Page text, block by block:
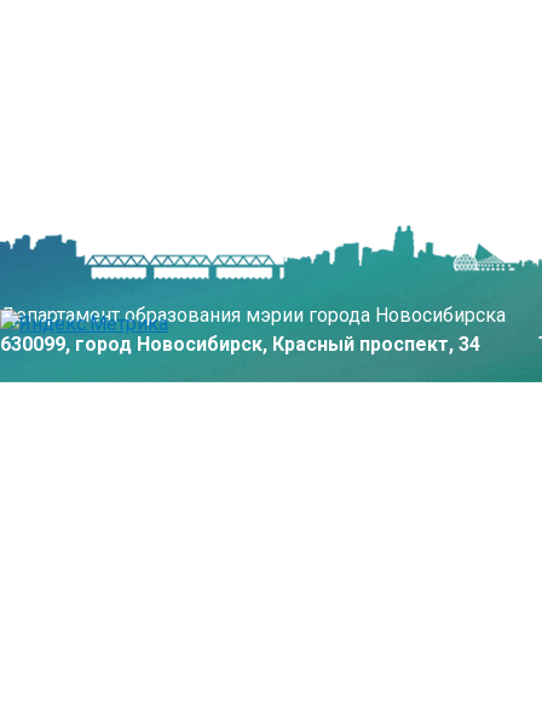
Департамент образования мэрии города Новосибирска
630099, город Новосибирск, Красный проспект, 34